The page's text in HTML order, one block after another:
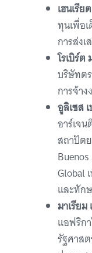
เฮนเรี
ทุนเพื่อ
การส่ง
โรเบิร์ต
บริษัทต
การจ้า
อูลิเซส
อาร์เจ
สถาปัต
Global
และทัก
มาเรียม
แอฟริก
รัฐศาส